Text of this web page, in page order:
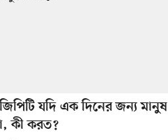
যদি এক দিনের জন্য মানুষ
কী করত?